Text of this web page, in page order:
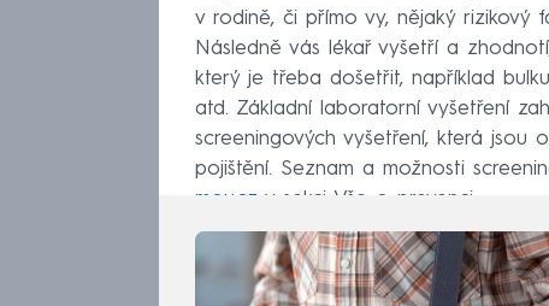
v rodině, či přímo vy, nějaký rizikový
Následně vás lékař vyšetří a
který je třeba došetřit, například
atd. Základní laboratorní vyšetření
screeningových vyšetření, která jsou
pojištění. Seznam a možnosti
mou.cz v sekci Vše o prevenci.